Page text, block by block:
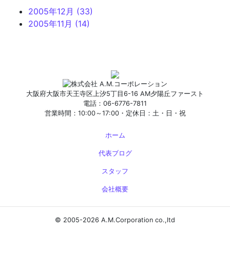
2005年12月 (33)
2005年11月 (14)
大阪府大阪市天王寺区上汐5丁目6-16 AM夕陽丘ファースト
電話：06-6776-7811
営業時間：10:00～17:00・定休日：土・日・祝
ホーム
代表ブログ
スタッフ
会社概要
© 2005-2026 A.M.Corporation co.,ltd